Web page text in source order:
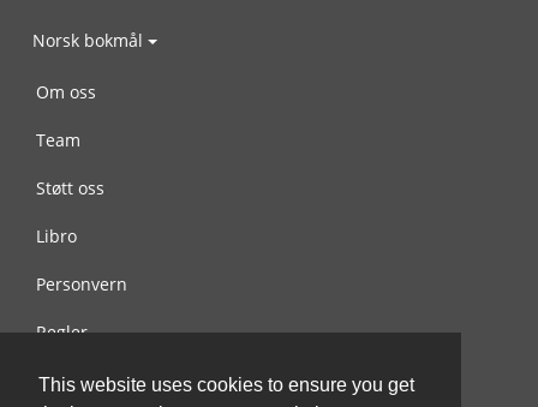
This website uses cookies to ensure you get
Norsk bokmål
Om oss
Team
Støtt oss
Libro
Personvern
Regler
Kontakt oss